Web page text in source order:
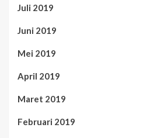
Juli 2019
Juni 2019
Mei 2019
April 2019
Maret 2019
Februari 2019